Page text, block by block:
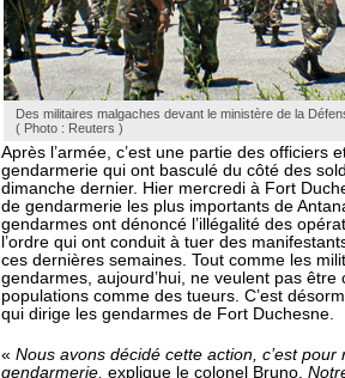
Des militaires malgaches devant le ministère de la
( Photo : Reuters )
Après l’armée, c’est une partie des officiers
gendarmerie qui ont basculé du côté des
dimanche dernier. Hier mercredi à Fort
de gendarmerie les plus importants de
gendarmes ont dénoncé l’illégalité des
l’ordre qui ont conduit à tuer des
ces dernières semaines. Tout comme les
gendarmes, aujourd’hui, ne veulent pas être
populations comme des tueurs. C’est
qui dirige les gendarmes de Fort Duchesne.
« Nous avons décidé cette action, c’est
gendarmerie, explique le colonel Bruno.